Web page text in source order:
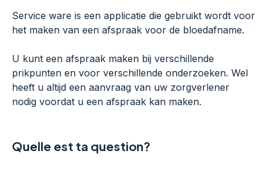
Service ware is een applicatie die gebruikt wordt voor
het maken van een afspraak voor de bloedafname.
U kunt een afspraak maken bij verschillende
prikpunten en voor verschillende onderzoeken. Wel
heeft u altijd een aanvraag van uw zorgverlener
nodig voordat u een afspraak kan maken.
Quelle est ta question?